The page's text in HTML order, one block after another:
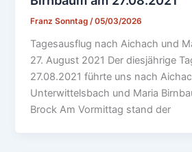
Franz Sonntag/05/03/2026
Tagesausflug nach Aichach und
27. August 2021 Der diesjährige
27.08.2021 führte uns nach
Unterwittelsbach und Maria
Brock Am Vormittag stand der